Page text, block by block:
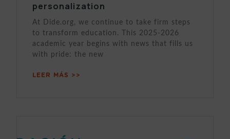
personalization
At Dide.org, we continue to take firm steps
to transform education. This 2025-2026
academic year begins with news that fills us
with pride: the new
LEER MÁS >>